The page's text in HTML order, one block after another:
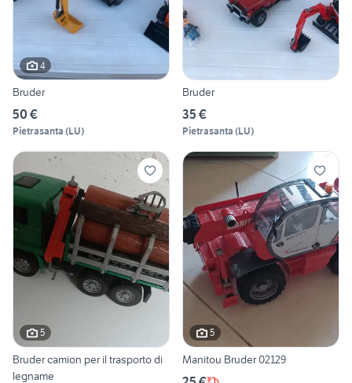
4
Bruder
50 €
Pietrasanta (LU)
Bruder
35 €
Pietrasanta (LU)
5
Bruder camion per il trasporto di
legname
5
Manitou Bruder 02129